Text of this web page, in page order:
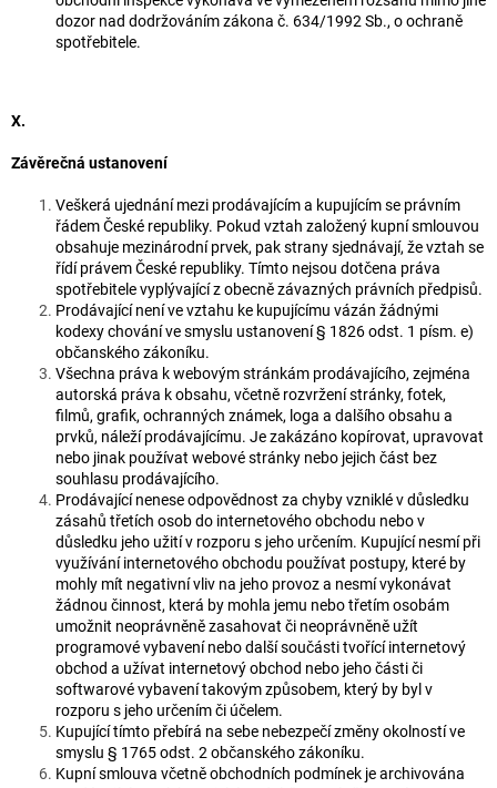
dozor nad dodržováním zákona č. 634/1992 Sb., o ochraně
spotřebitele.
X.
Závěrečná ustanovení
Veškerá ujednání mezi prodávajícím a kupujícím se právním
řádem České republiky. Pokud vztah založený kupní smlouvou
obsahuje mezinárodní prvek, pak strany sjednávají, že vztah se
řídí právem České republiky. Tímto nejsou dotčena práva
spotřebitele vyplývající z obecně závazných právních předpisů.
Prodávající není ve vztahu ke kupujícímu vázán žádnými
kodexy chování ve smyslu ustanovení § 1826 odst. 1 písm. e)
občanského zákoníku.
Všechna práva k webovým stránkám prodávajícího, zejména
autorská práva k obsahu, včetně rozvržení stránky, fotek,
filmů, grafik, ochranných známek, loga a dalšího obsahu a
prvků, náleží prodávajícímu. Je zakázáno kopírovat, upravovat
nebo jinak používat webové stránky nebo jejich část bez
souhlasu prodávajícího.
Prodávající nenese odpovědnost za chyby vzniklé v důsledku
zásahů třetích osob do internetového obchodu nebo v
důsledku jeho užití v rozporu s jeho určením. Kupující nesmí při
využívání internetového obchodu používat postupy, které by
mohly mít negativní vliv na jeho provoz a nesmí vykonávat
žádnou činnost, která by mohla jemu nebo třetím osobám
umožnit neoprávněně zasahovat či neoprávněně užít
programové vybavení nebo další součásti tvořící internetový
obchod a užívat internetový obchod nebo jeho části či
softwarové vybavení takovým způsobem, který by byl v
rozporu s jeho určením či účelem.
Kupující tímto přebírá na sebe nebezpečí změny okolností ve
smyslu § 1765 odst. 2 občanského zákoníku.
Kupní smlouva včetně obchodních podmínek je archivována